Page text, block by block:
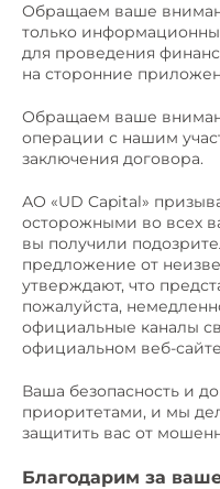
Обращаем ваше
только
для проведения
на сторонние
Обращаем ваше
операции с нашим
заключения договора.
АО «UD Capital»
осторожными во всех
вы получили
предложение от
утверждают, что
пожалуйста,
официальные каналы
официальном веб-
Ваша безопасность и
приоритетами, и мы
защитить вас от
Благодарим за